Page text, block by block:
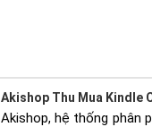
Akishop Thu Mua Kindle
Akishop, hệ thống phân